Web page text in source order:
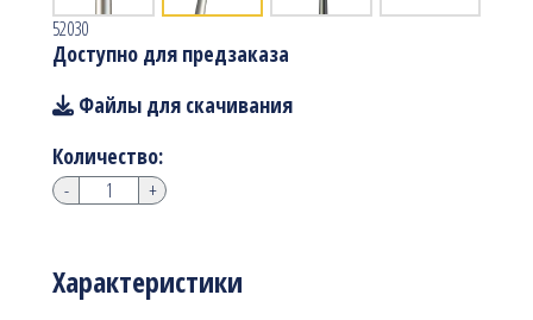
Характеристики
52030
Доступно для предзаказа
Файлы для скачивания
Количество:
- +